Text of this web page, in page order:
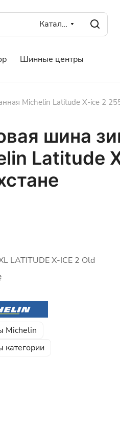
Каталог
Шинные центры
Michelin Latitude X-ice 2
шина
Latitude
LATITUDE X-ICE 2 Old
Michelin
категории